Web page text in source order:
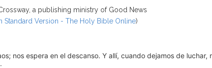
a publishing ministry of Good News
Standard Version - The Holy Bible Online)
nos espera en el descanso. Y allí, cuando dejamos de